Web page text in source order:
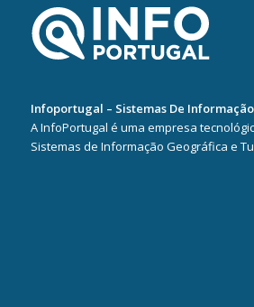
Infoportugal – Sistemas De Informação
A InfoPortugal é uma empresa
Sistemas de Informação Geográfica e